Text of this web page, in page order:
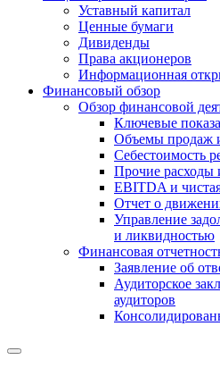
Уставный капитал
Ценные бумаги
Дивиденды
Права акционеров
Информационная
Финансовый обзор
Обзор финансовой
Ключевые
Объемы продаж
Себестоимость
Прочие расходы
EBITDA и
Отчет о
Управление
и ликвидностью
Финансовая
Заявление об
Аудиторское
аудиторов